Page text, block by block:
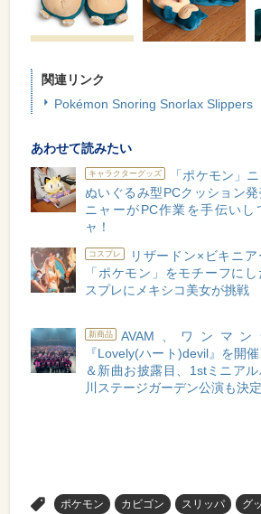
関連リンク
Pokémon Snoring Snorlax Slippers
あわせて読みたい
キャラクターグッズ
「ポケモン」
ぬいぐるみ型PCクッション
ニャーがPC作業を手伝いし
ャ！
コスプレ
リザードン×ビキニ
「ポケモン」をモチーフに
スプレにメキシコ美女が挑戦
新商品
AVAM、ワンマ
『Lovely(ハート)devil』を開
＆新曲お披露目、1stミニア
川ステージガーデン公演も決定
ポケモン カビゴン スリッパ グ